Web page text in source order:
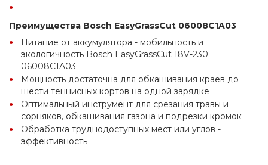
Преимущества Bosch EasyGrassCut 06008C1A03
Питание от аккумулятора - мобильность и
экологичность Bosch EasyGrassCut 18V-230
06008C1A03
Мощность достаточна для обкашивания краев до
шести теннисных кортов на одной зарядке
Оптимальный инструмент для срезания травы и
сорняков, обкашивания газона и подрезки кромок
Обработка труднодоступных мест или углов -
эффективность